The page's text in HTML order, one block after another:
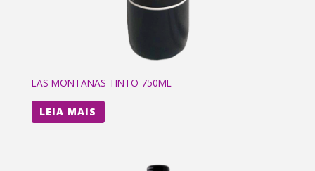
LAS MONTANAS TINTO 750ML
LEIA MAIS